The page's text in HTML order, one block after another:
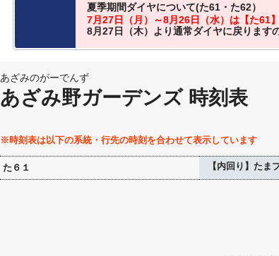
夏季期間ダイヤについて(た61・た62）
7月27日（月）～8月26日（水）は【た61
8月27日（木）より通常ダイヤに戻ります
あざみのがーでんず
あざみ野ガーデンズ 時刻表
※時刻表は以下の系統・行先の時刻を合わせて表示しています
た６１ 【内回り】たま